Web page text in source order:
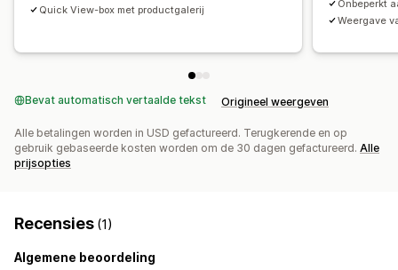
Quick View-box met productgalerij
Onbeperkt
Weergave
Bevat automatisch vertaalde tekst Origineel weergeven
Alle betalingen worden in USD gefactureerd. Terugkerende en op
gebruik gebaseerde kosten worden om de 30 dagen gefactureerd. Alle
prijsopties
Recensies (1)
Algemene beoordeling